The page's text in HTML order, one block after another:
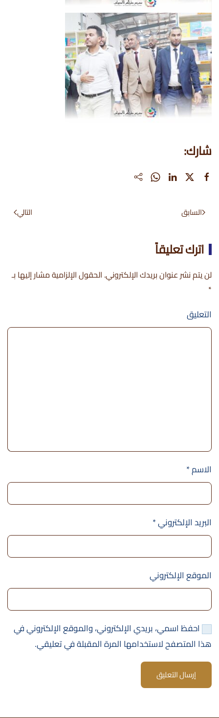
شارك:
السابق التالي
اترك تعليقاً
لن يتم نشر عنوان بريدك الإلكتروني. الحقول الإلزامية مشار إليها بـ
*
التعليق
الاسم*
البريد الإلكتروني*
الموقع الإلكتروني
احفظ اسمي، بريدي الإلكتروني، والموقع الإلكتروني في
هذا المتصفح لاستخدامها المرة المقبلة في تعليقي.
إرسال التعليق